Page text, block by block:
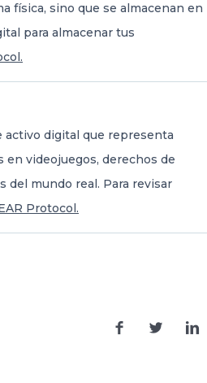
física, sino que se almacenan en
para almacenar tus
activo digital que representa
en videojuegos, derechos de
del mundo real. Para revisar
Protocol.